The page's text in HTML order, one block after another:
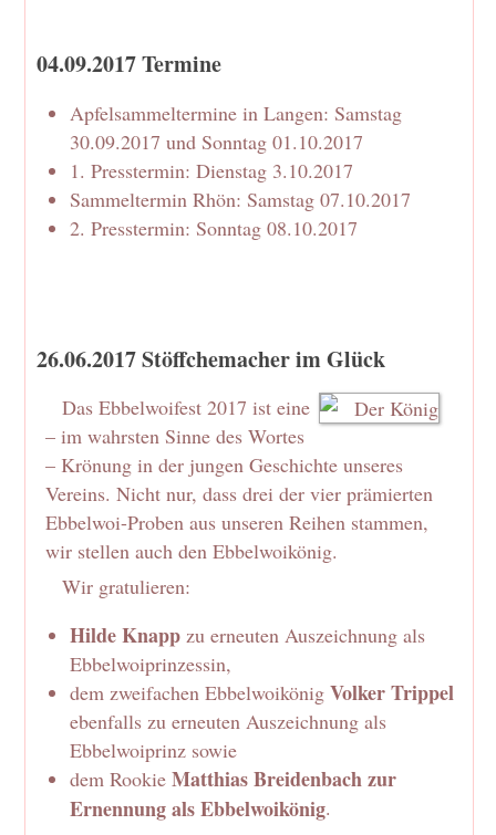
04.09.2017 Termine
Apfelsammeltermine in Langen: Samstag
30.09.2017 und Sonntag 01.10.2017
1. Presstermin: Dienstag 3.10.2017
Sammeltermin Rhön: Samstag 07.10.2017
2. Presstermin: Sonntag 08.10.2017
26.06.2017 Stöffchemacher im Glück
Das Ebbelwoifest 2017 ist eine
– im wahrsten Sinne des Wortes
– Krönung in der jungen Geschichte unseres
Vereins. Nicht nur, dass drei der vier prämierten
Ebbelwoi-Proben aus unseren Reihen stammen,
wir stellen auch den Ebbelwoikönig.
Wir gratulieren:
Hilde Knapp zu erneuten Auszeichnung als
Ebbelwoiprinzessin,
dem zweifachen EbbelwoikönigVolker Trippel
ebenfalls zu erneuten Auszeichnung als
Ebbelwoiprinz sowie
dem RookieMatthias Breidenbach zur
Ernennung als Ebbelwoikönig.